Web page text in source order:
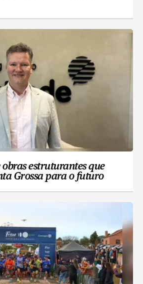
obras estruturantes que
Grossa para o futuro